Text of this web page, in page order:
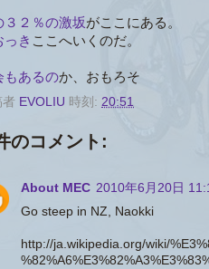
３２％の激坂がここにある。
っき ここへいくのだ。
もあるのか、おもろそ
者 EVOLIU 時刻: 20:51
のコメント:
About MEC 2010年6月20日
Go steep in NZ, Naokki
http://ja.wikipedia.org/wiki/